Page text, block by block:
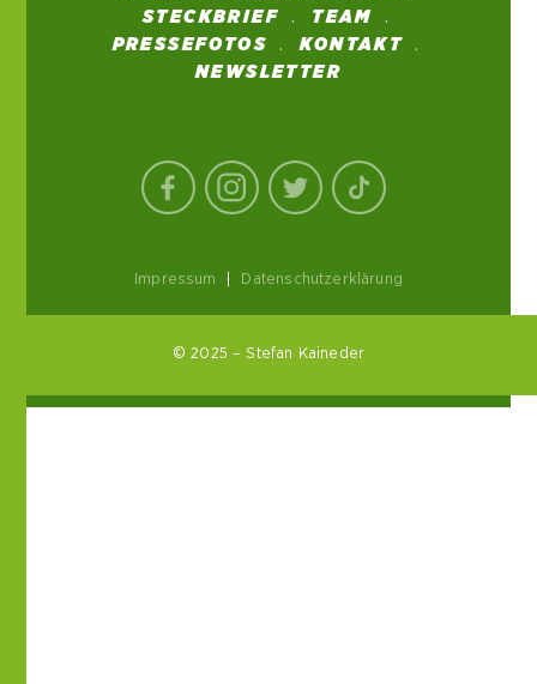
STECKBRIEF
TEAM
PRESSEFOTOS
KONTAKT
NEWSLETTER
Impressum Datenschutzerklärung
© 2025 – Stefan Kaineder